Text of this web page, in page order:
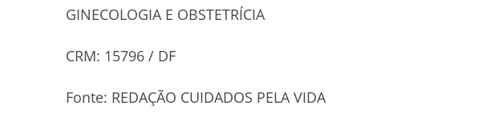
GINECOLOGIA E OBSTETRÍCIA
CRM: 15796 / DF
Fonte: REDAÇÃO CUIDADOS PELA VIDA